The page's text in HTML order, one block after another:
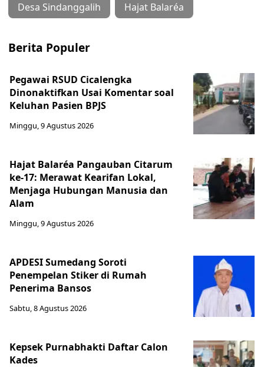
Desa Sindanggalih Hajat Balaréa
Berita Populer
Pegawai RSUD Cicalengka
Dinonaktifkan Usai Komentar soal
Keluhan Pasien BPJS
Minggu, 9 Agustus 2026
Hajat Balaréa Pangauban Citarum
ke-17: Merawat Kearifan Lokal,
Menjaga Hubungan Manusia dan
Alam
Minggu, 9 Agustus 2026
APDESI Sumedang Soroti
Penempelan Stiker di Rumah
Penerima Bansos
Sabtu, 8 Agustus 2026
Kepsek Purnabhakti Daftar Calon
Kades